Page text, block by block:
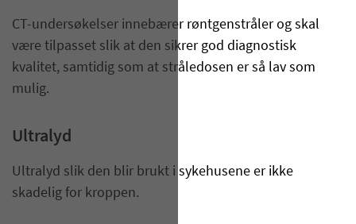
CT-undersøkelser innebærer røntgenstråler og skal
være tilpasset slik at den sikrer god diagnostisk
kvalitet, samtidig som at stråledosen er så lav som
mulig.
Ultralyd
Ultralyd slik den blir brukt i sykehusene er ikke
skadelig for kroppen.